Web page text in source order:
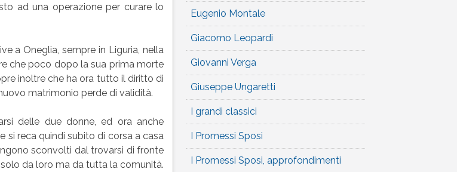
ad una operazione per curare lo
a Oneglia, sempre in Liguria, nella
che poco dopo la sua prima morte
inoltre che ha ora tutto il diritto di
matrimonio perde di validità.
delle due donne, ed ora anche
si reca quindi subito di corsa a casa
sconvolti dal trovarsi di fronte
da loro ma da tutta la comunità.
Eugenio Montale
Giacomo Leopardi
Giovanni Verga
Giuseppe Ungaretti
I grandi classici
I Promessi Sposi
I Promessi Sposi, approfondimenti